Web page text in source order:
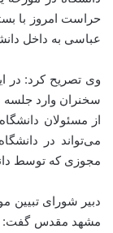
حراست امروز با
عباسی به داخل
سخنران وارد جلسه
از مسئولان
می‌تواند در
مجوزی که توسط
دبیر شورای تبیین
مشهد مقدس گفت: